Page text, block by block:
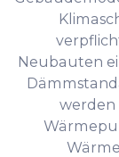
Neubauten
werden